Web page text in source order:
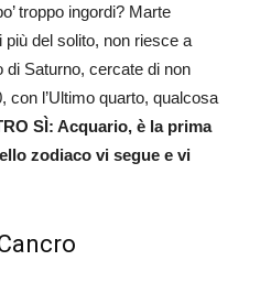
troppo ingordi? Marte
del solito, non riesce a
Saturno, cercate di non
con l’Ultimo quarto, qualcosa
SÌ: Acquario, è la prima
zodiaco vi segue e vi